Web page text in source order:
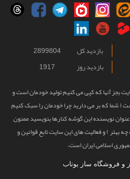
بازدید کل
2899804
بازدید روز 1917
بجز آنها که کپی می کنیم تولید خودمان است و
( شما که بر می دارید چرا خودمان را سبک کنیم
نویسنده این گوشه کنارها بنویسید ممنون
بهتر ) و فعالیت های این سایت تابع قوانین و
اسلامی ایران است.
و فروشگاه ساز یوتاب